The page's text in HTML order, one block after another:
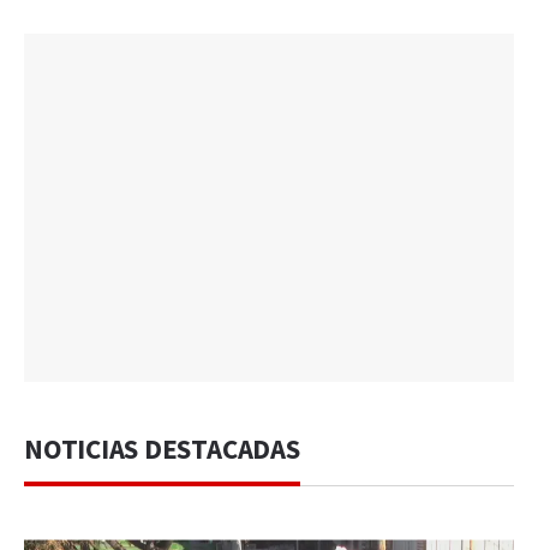
NOTICIAS DESTACADAS